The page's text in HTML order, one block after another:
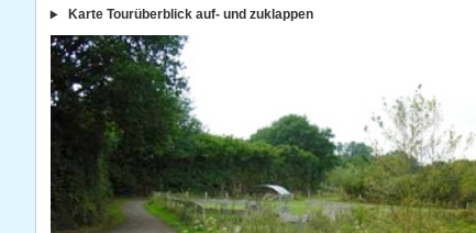
Karte Tourüberblick auf- und zuklappen